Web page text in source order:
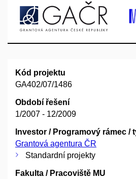
Kód projektu
GA402/07/1486
Období řešení
1/2007 - 12/2009
Investor / Programový rámec /
Grantová agentura ČR
Standardní projekty
Fakulta / Pracoviště MU